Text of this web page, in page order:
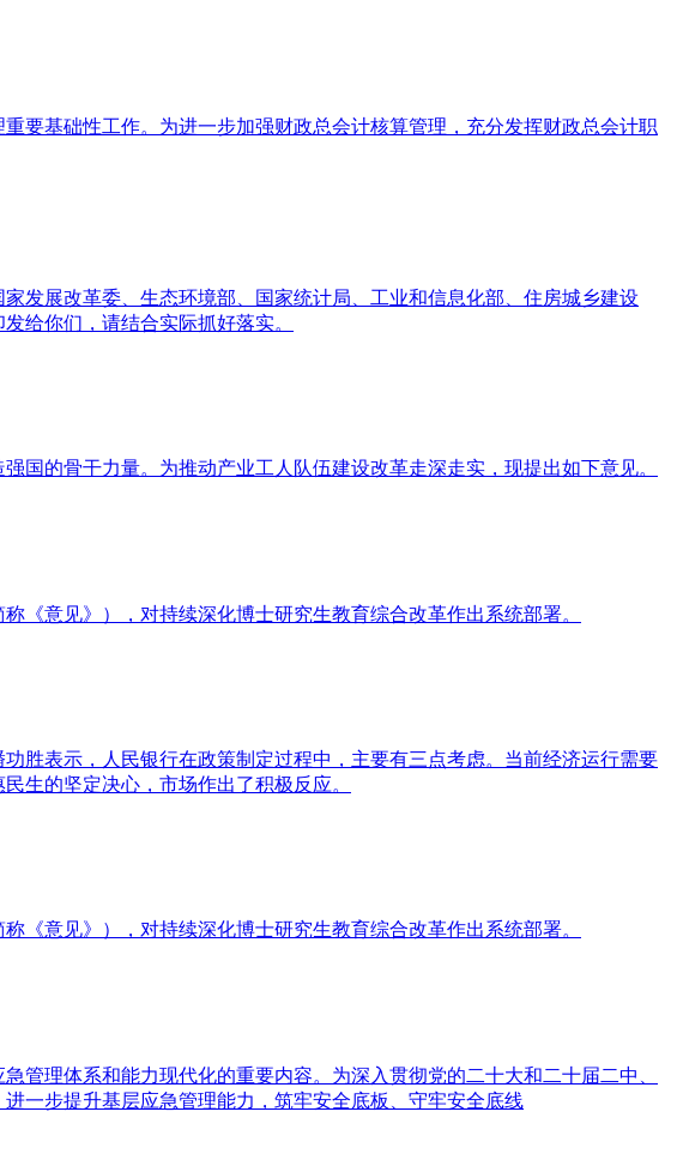
要基础性工作。为进一步加强财政总会计核算管理，充分发挥财政总会计职
发展改革委、生态环境部、国家统计局、工业和信息化部、住房城乡建设
给你们，请结合实际抓好落实。
国的骨干力量。为推动产业工人队伍建设改革走深走实，现提出如下意见。
《意见》），对持续深化博士研究生教育综合改革作出系统部署。
胜表示，人民银行在政策制定过程中，主要有三点考虑。当前经济运行需要
生的坚定决心，市场作出了积极反应。
《意见》），对持续深化博士研究生教育综合改革作出系统部署。
管理体系和能力现代化的重要内容。为深入贯彻党的二十大和二十届二中、
一步提升基层应急管理能力，筑牢安全底板、守牢安全底线